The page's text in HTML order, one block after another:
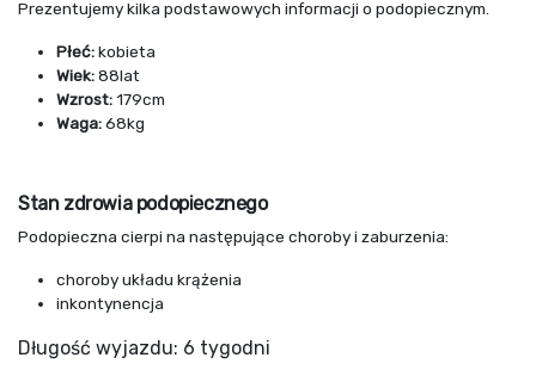
Prezentujemy kilka podstawowych informacji o podopiecznym.
Płeć:kobieta
Wiek:88lat
Wzrost:179cm
Waga:68kg
Stan zdrowia podopiecznego
Podopieczna cierpi na następujące choroby i zaburzenia:
choroby układu krążenia
inkontynencja
Długość wyjazdu: 6 tygodni